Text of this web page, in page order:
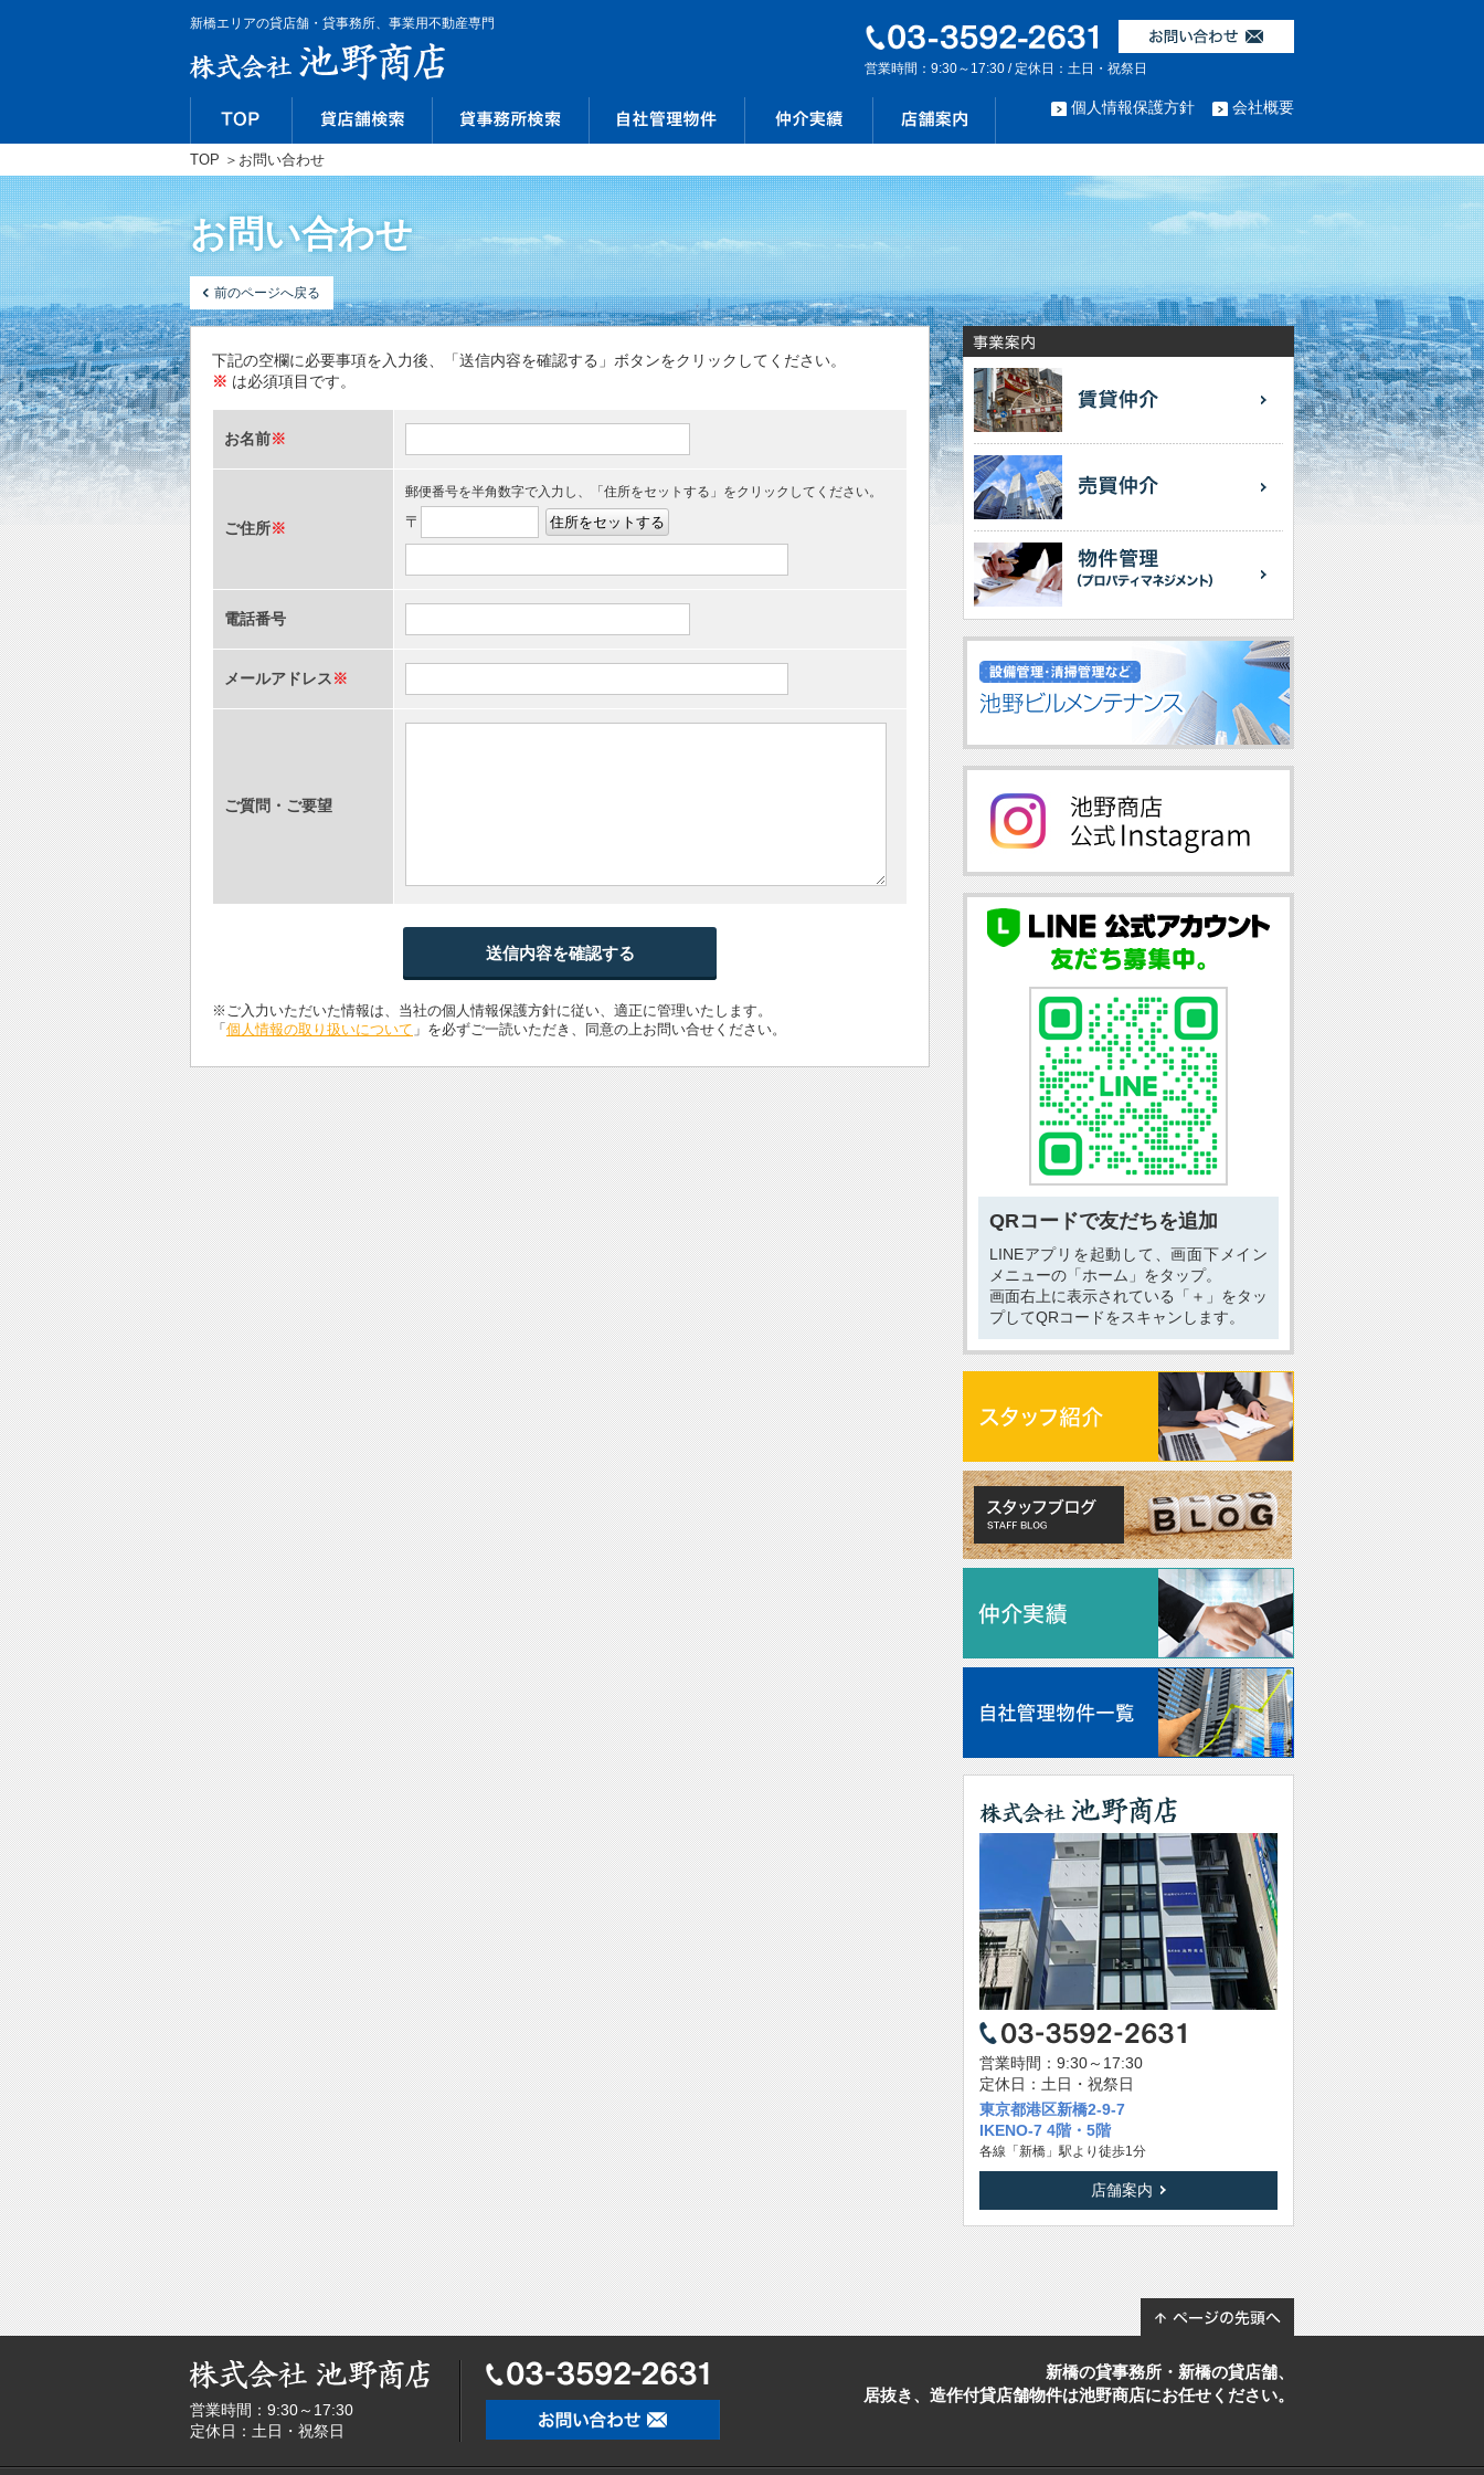
新橋エリアの貸店舗・貸事務所、事業用不動産専門
営業時間：9:30～17:30 / 定休日：土日・祝祭日
個人情報保護方針 会社概要
TOP ＞ お問い合わせ
お問い合わせ
前のページへ戻る
下記の空欄に必要事項を入力後、「送信内容を確認する」ボタンをクリックしてください。
※ は必須項目です。
お名前※
ご住所※
郵便番号を半角数字で入力し、「住所をセットする」をクリックしてください。
〒
電話番号
メールアドレス※
ご質問・ご要望
※ご入力いただいた情報は、当社の個人情報保護方針に従い、適正に管理いたします。
「 個人情報の取り扱いについて 」を必ずご一読いただき、同意の上お問い合せください。
QRコードで友だちを追加
LINEアプリを起動して、画面下メイン
メニューの「ホーム」をタップ。
画面右上に表示されている「＋」をタッ
プしてQRコードをスキャンします。
営業時間：9:30～17:30
定休日：土日・祝祭日
東京都港区新橋2-9-7
IKENO-7 4階・5階
各線「新橋」駅より徒歩1分
店舗案内
営業時間：9:30～17:30
定休日：土日・祝祭日
新橋の貸事務所・新橋の貸店舗、
居抜き、造作付貸店舗物件は池野商店にお任せください。